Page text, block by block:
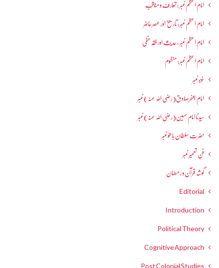
امام اعظم نمبر : تعارف و مناقب
امام اعظم نمبر: تاریخ اور عصرِ حاضر
امام اعظم نمبر : حدیث اور فقہ حنفی
امام اعظم نمبر: منظوم
غزہ نمبر
امام جعفرصادق(رضی اللہ عنہ) نمبر
سیدنا امام حسین(رضی اللہ عنہ) نمبر
حضرت سلطان باھوؒ نمبر
فنِ تعمیر نمبر
گوشہ قرآن و رمضان
Editorial
Introduction
Political Theory
Cognitive Approach
Post Colonial Studies